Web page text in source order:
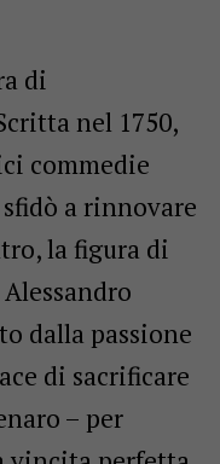
di
nel 1750,
commedie
a rinnovare
la figura di
dalla passione
di sacrificare
– per